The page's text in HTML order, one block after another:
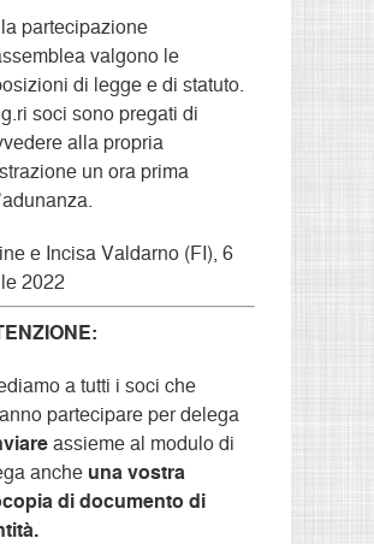
partecipazione
valgono le
di legge e di statuto.
soci sono pregati di
alla propria
un ora prima
e Incisa Valdarno (FI), 6
2022
a tutti i soci che
partecipare per delega
assieme al modulo di
anche una vostra
di documento di